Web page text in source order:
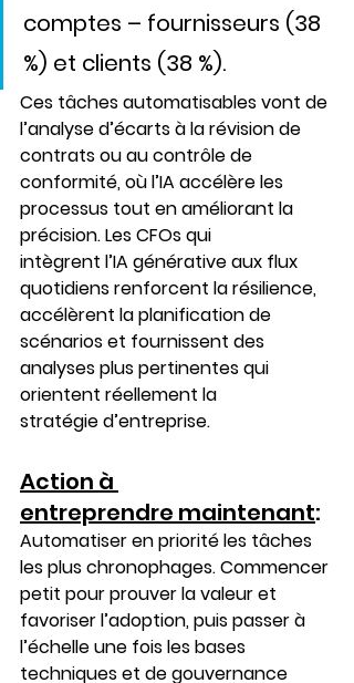
comptes – fournisseurs (38
%) et clients (38 %).
Ces tâches automatisables vont de
l’analyse d’écarts à la révision de
contrats ou au contrôle de
conformité, où l’IA accélère les
processus tout en améliorant la
précision. Les CFOs qui
intègrent l’IA générative aux flux
quotidiens renforcent la résilience,
accélèrent la planification de
scénarios et fournissent des
analyses plus pertinentes qui
orientent réellement la
stratégie d’entreprise.
Action à
entreprendre maintenant:
Automatiser en priorité les tâches
les plus chronophages. Commencer
petit pour prouver la valeur et
favoriser l’adoption, puis passer à
l’échelle une fois les bases
techniques et de gouvernance